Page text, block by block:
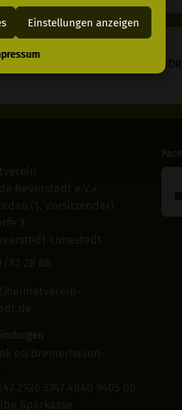
Einstellungen anzeigen
Besuch vom
Beverstedt e.V.«
(1. Vorsitzender)
3
Lunestedt
82 28 88
eG Bremerhaven-
2926 5747 4840 9405 00
Sparkasse